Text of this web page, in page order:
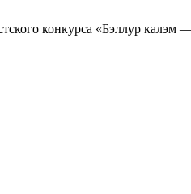
конкурса «Бэллур калэм